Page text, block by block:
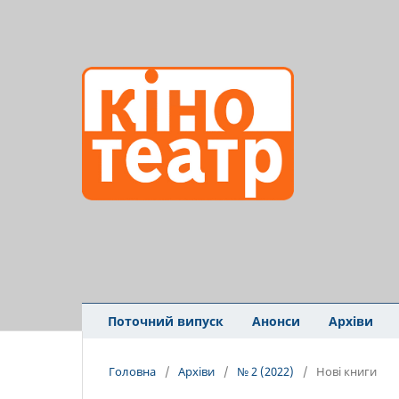
Поточний випуск Анонси Архіви
Головна / Архіви / № 2 (2022) / Нові книги